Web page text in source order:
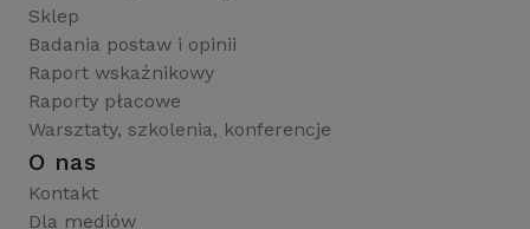
Sklep
Badania postaw i opinii
Raport wskaźnikowy
Raporty płacowe
Warsztaty, szkolenia, konferencje
O nas
Kontakt
Dla mediów